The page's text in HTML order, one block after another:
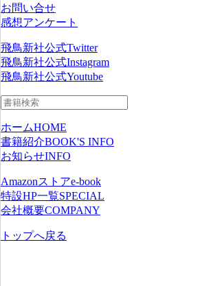
お問い合せ
感想アンケート
飛鳥新社公式Twitter
飛鳥新社公式Instagram
飛鳥新社公式Youtube
ホームHOME
書籍紹介BOOK'S INFO
お知らせINFO
Amazonストアe-book
特設HP一覧SPECIAL
会社概要COMPANY
トップへ戻る